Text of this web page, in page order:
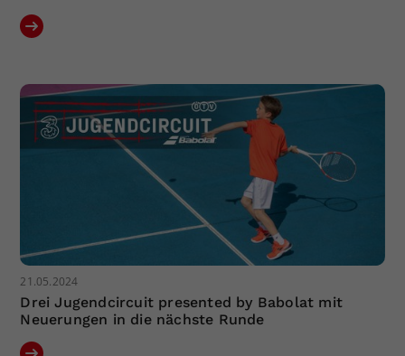
21.05.2024
Drei Jugendcircuit presented by Babolat mit
Neuerungen in die nächste Runde